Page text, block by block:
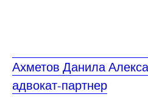
Ахметов Данила
адвокат-партнер